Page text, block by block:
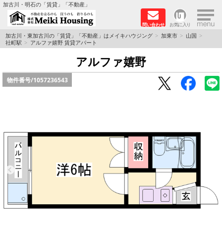
加古川・明石の「賃貸」「不動産」
問い合わせ お気に入り ×
TOPページ
☆メイキハウジングオススメ物件特集☆
都市ガス物件
ファミリー物件
ペットOK物件
保証人不要物件
◆新築物件の新設備で快適♪◆
加古川・東加古川の「賃貸」「不動産」はメイキハウジング 加東市
山国
社町駅
アルファ嬉野 賃貸アパート
アルファ嬉野
物件番号/1057236543